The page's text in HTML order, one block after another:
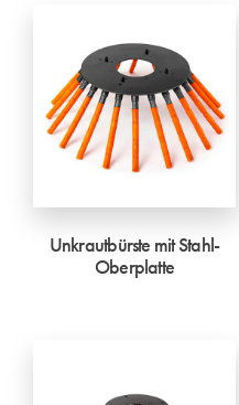
Unkrautbürste mit Stahl-
Oberplatte